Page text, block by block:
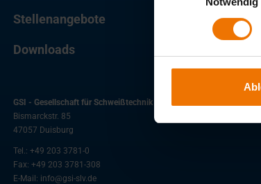
Stellenangebote
Downloads
GSI - Gesellschaft für Schweißtechnik International mbH
Bismarckstr. 85
47057 Duisburg
Tel.: +49 203 3781-0
Fax: +49 203 3781-308
E-Mail: info@gsi-slv.de